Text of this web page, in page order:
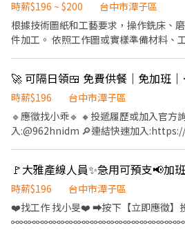
100元，3個工作天發放），歡迎二度就
公司採無紙化作業，需有email可在匯款
潔貓砂盆，可直接沖入馬桶（貓咪都有
何貓愛滋貓瘟，身體健康無傳染病） •
• 手持無線可截斷毛髮的吸塵器（用完
揚拖把 • 德國軟水垢專用清潔劑 • 員工
製5道RO生飲純淨水 • 廚餘機（不會臭
肥） • 桌上型洗碗機 • LG AI智能免曬
註： • 一開始都會教，希望是有經驗
果中午可幫忙煮飯優先錄取（老闆是地
如何煮，飲食較為養生），可長期配合
卡（老闆出年費）
利獎金🎁 💰久任獎金 1000$ ~7000💲 💰
核) 11000💲~17000💲 💰加班激勵獎金
保、特休、退休金提撥、三節獎金、有
:https://lin.ee/65FKUmj ID:@799dvjaa
時薪$196 ~ $200
台中市潭子區
根據技術圖紙和工藝要求，操作銑床、
件加工。 依照工作圖或實樣準備材料、工具、刀具、量具、工具
作環境的安全和衛生。
🚀 可隔
時薪$196
台中市潭子區
🔹應徵找小乖🔹 🔸投遞履歷或加入官方
入:@962hnidm 🔎連結快速加入
職獎金1500元 🔸績效獎金0-12,000元 【工作地點】:台中市大雅區
神林路一段 【工作內容】:流水線組裝作業員 【工作時間&薪資 】
⭕薪資:30000元 ⭕休假制度 : 周休二日 ✅日班A:07:50-16:20 ✅日班
B:08:00-17:00 ✅中夜:19:30-04:00 (中
時薪$196
台中市潭子區
❤️‍找工作 找小旻❤️‍ ➡按下【立即應徵】